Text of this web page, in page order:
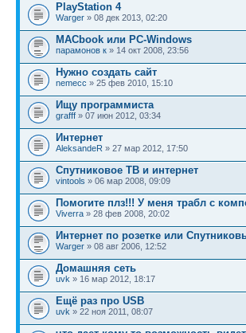
PlayStation 4
Warger » 08 дек 2013, 02:20
MACbook или PC-Windows
парамонов к » 14 окт 2008, 23:56
Нужно создать сайт
nemecc » 25 фев 2010, 15:10
Ищу программиста
grafff » 07 июн 2012, 03:34
Интернет
AleksandeR » 27 мар 2012, 17:50
Спутниковое ТВ и интернет
vintools » 06 мар 2008, 09:09
Помогите плз!!! У меня трабл с
Viverra » 28 фев 2008, 20:02
Интернет по розетке или
Warger » 08 авг 2006, 12:52
Домашняя сеть
uvk » 16 мар 2012, 18:17
Ещё раз про USB
uvk » 22 ноя 2011, 08:07